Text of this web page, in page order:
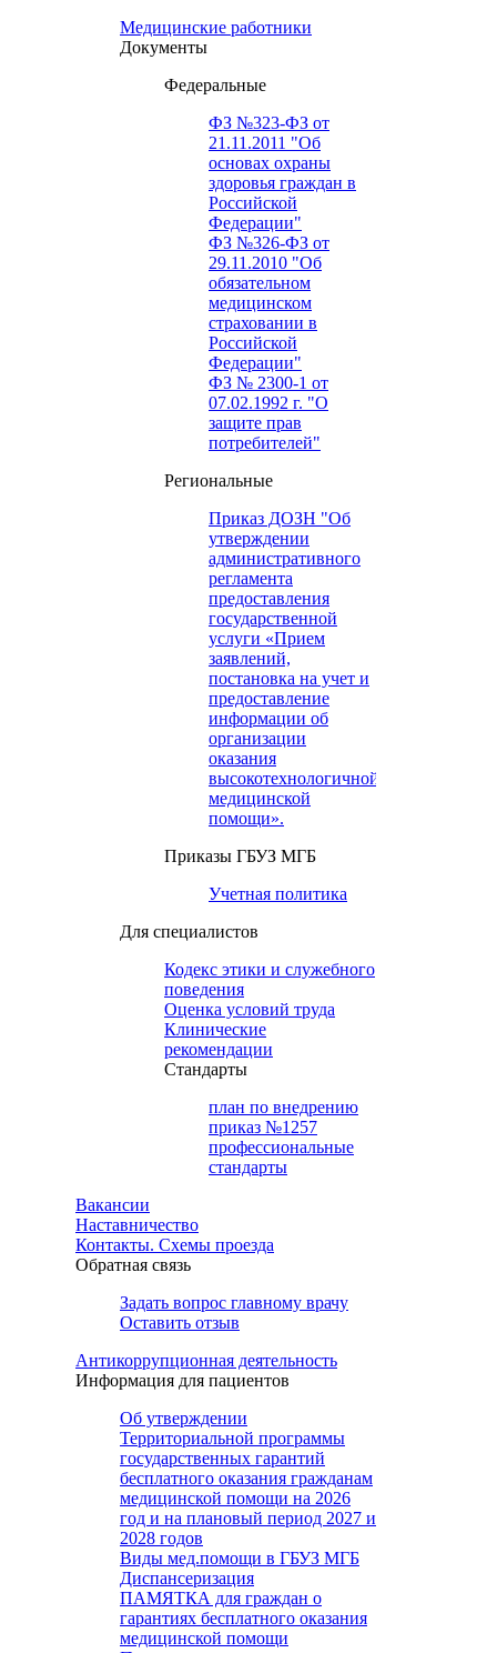
Медицинские работники
Документы
Федеральные
ФЗ №323-ФЗ от
21.11.2011 "Об
основах охраны
здоровья граждан в
Российской
Федерации"
ФЗ №326-ФЗ от
29.11.2010 "Об
обязательном
медицинском
страховании в
Российской
Федерации"
ФЗ № 2300-1 от
07.02.1992 г. "О
защите прав
потребителей"
Региональные
Приказ ДОЗН "Об
утверждении
административного
регламента
предоставления
государственной
услуги «Прием
заявлений,
постановка на учет и
предоставление
информации об
организации
оказания
высокотехнологичной
медицинской
помощи».
Приказы ГБУЗ МГБ
Учетная политика
Для специалистов
Кодекс этики и служебного
поведения
Оценка условий труда
Клинические
рекомендации
Cтандарты
план по внедрению
приказ №1257
профессиональные
стандарты
Вакансии
Наставничество
Контакты. Схемы проезда
Обратная связь
Задать вопрос главному врачу
Оставить отзыв
Антикоррупционная деятельность
Информация для пациентов
Об утверждении
Территориальной программы
государственных гарантий
бесплатного оказания гражданам
медицинской помощи на 2026
год и на плановый период 2027 и
2028 годов
Виды мед.помощи в ГБУЗ МГБ
Диспансеризация
ПАМЯТКА для граждан о
гарантиях бесплатного оказания
медицинской помощи